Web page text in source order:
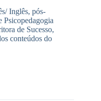
Inglês, pós-
Psicopedagogia
de Sucesso,
conteúdos do